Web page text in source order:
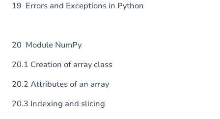
19 Errors and Exceptions in Python
20 Module NumPy
20.1 Creation of array class
20.2 Attributes of an array
20.3 Indexing and slicing